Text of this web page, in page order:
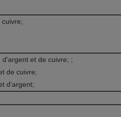
et de cuivre; ;
de cuivre;
d'argent;